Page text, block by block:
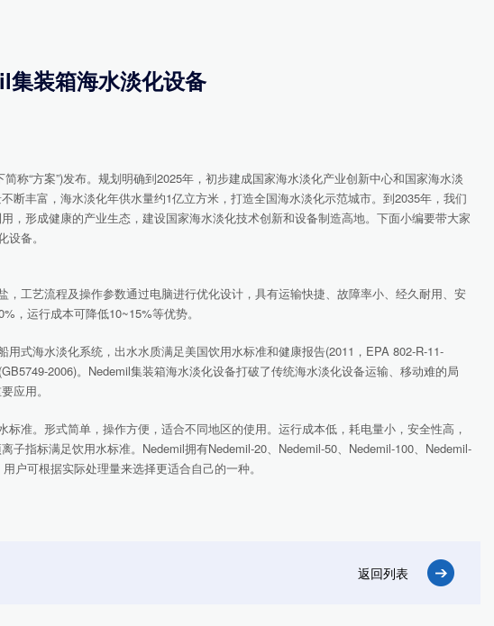
集装箱海水淡化设备
“方案”)发布。规划明确到2025年，初步建成国家海水淡化产业创新中心和国家海水淡
断丰富，海水淡化年供水量约1亿立方米，打造全国海水淡化示范城市。到2035年，我们
，形成健康的产业生态，建设国家海水淡化技术创新和设备制造高地。下面小编要带大家
备。
工艺流程及操作参数通过电脑进行优化设计，具有运输快捷、故障率小、经久耐用、安
，运行成本可降低10~15%等优势。
式海水淡化系统，出水水质满足美国饮用水标准和健康报告(2011，EPA 802-R-11-
2006)。Nedemil集装箱海水淡化设备打破了传统海水淡化设备运输、移动难的局
应用。
标准。形式简单，操作方便，适合不同地区的使用。运行成本低，耗电量小，安全性高，
指标满足饮用水标准。Nedemil拥有Nedemil-20、Nedemil-50、Nedemil-100、Nedemil-
户可根据实际处理量来选择更适合自己的一种。
返回列表